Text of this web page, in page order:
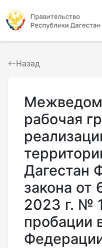
Назад
рабочая
Дагестан
закона от
2023 г. №
пробации